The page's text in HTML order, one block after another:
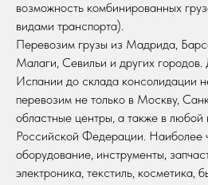
возможность комбинированных
видами транспорта).
Перевозим грузы из Мадрида,
Малаги, Севильи и других
Испании до склада консолидации
перевозим не только в Москву,
областные центры, а также в любой
Российской Федерации. Наиболее
оборудование, инструменты,
электроника, текстиль, косметика,